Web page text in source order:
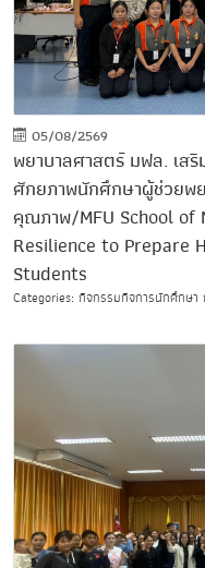
05/08/2569
พยาบาลศาสตร์ มฟล. เส
ศักยภาพนักศึกษาผู้ช่วยพ
คุณภาพ/MFU School of
Resilience to Prepare
Students
Categories: กิจกรรมกิจการนักศึกษา